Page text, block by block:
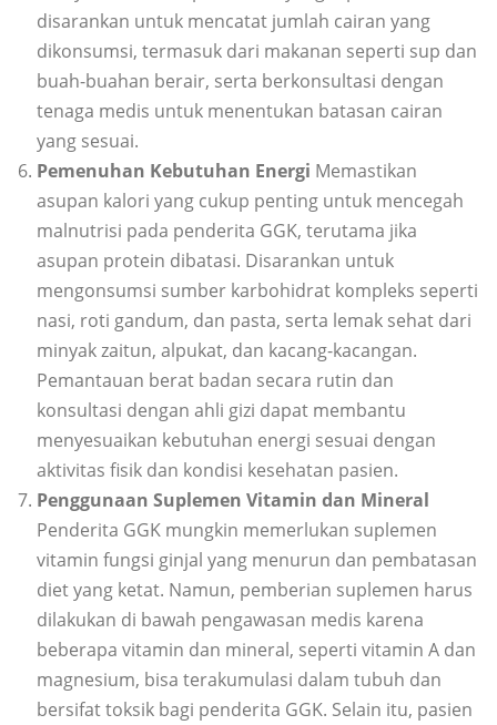
disarankan untuk mencatat jumlah cairan yang
dikonsumsi, termasuk dari makanan seperti sup dan
buah-buahan berair, serta berkonsultasi dengan
tenaga medis untuk menentukan batasan cairan
yang sesuai.
Pemenuhan Kebutuhan Energi Memastikan
asupan kalori yang cukup penting untuk mencegah
malnutrisi pada penderita GGK, terutama jika
asupan protein dibatasi. Disarankan untuk
mengonsumsi sumber karbohidrat kompleks seperti
nasi, roti gandum, dan pasta, serta lemak sehat dari
minyak zaitun, alpukat, dan kacang-kacangan.
Pemantauan berat badan secara rutin dan
konsultasi dengan ahli gizi dapat membantu
menyesuaikan kebutuhan energi sesuai dengan
aktivitas fisik dan kondisi kesehatan pasien.
Penggunaan Suplemen Vitamin dan Mineral
Penderita GGK mungkin memerlukan suplemen
vitamin fungsi ginjal yang menurun dan pembatasan
diet yang ketat. Namun, pemberian suplemen harus
dilakukan di bawah pengawasan medis karena
beberapa vitamin dan mineral, seperti vitamin A dan
magnesium, bisa terakumulasi dalam tubuh dan
bersifat toksik bagi penderita GGK. Selain itu, pasien